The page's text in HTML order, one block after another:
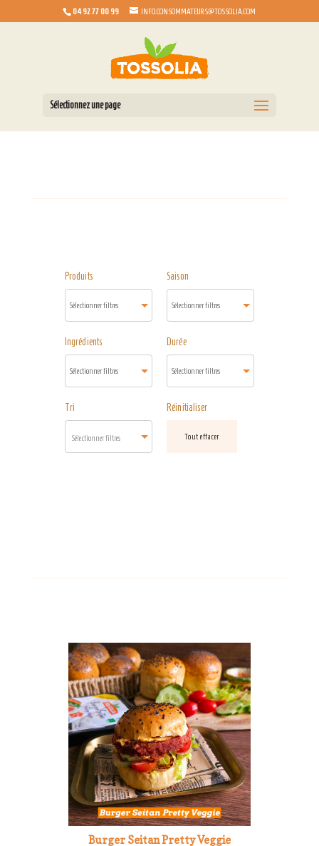
04 92 77 00 99 INFO.CONSOMMATEURS@TOSSOLIA.COM
Sélectionnez une page
Produits Saison
Ingrédients Durée
Tri
Sélectionner filtres
Réinitialiser
Tout effacer
Burger Seitan Pretty Veggie